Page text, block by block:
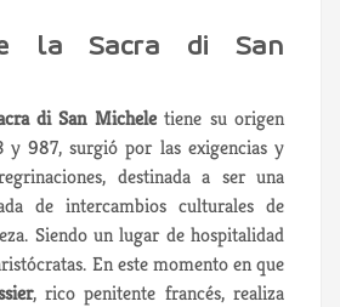
la Sacra di San
di San Micheletiene su origen
y 987, surgió por las exigencias y
destinada a ser una
de intercambios culturales de
Siendo un lugar de hospitalidad
En este momento en que
, rico penitente francés, realiza